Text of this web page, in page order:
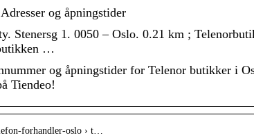
og åpningstider
Stenersg 1. 0050 – Oslo. 0.21 km ;
…
og åpningstider for Telenor butikker i
Tiendeo!
forhandler-oslo › t…